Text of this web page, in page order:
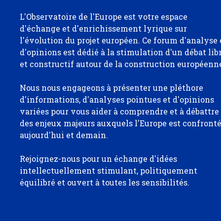
L'Observatoire de l'Europe est votre espace
d'échange et d'enrichissement lyrique sur
l'évolution du projet européen. Ce forum d'analyse
d'opinions est dédié à la stimulation d'un débat
et constructif autour de la construction
Nous nous engageons à présenter une pléthore
d'informations, d'analyses pointues et d'opinions
variées pour vous aider à comprendre et à débattre
des enjeux majeurs auxquels l'Europe est
aujourd'hui et demain.
Rejoignez-nous pour un échange d'idées
intellectuellement stimulant, politiquement
équilibré et ouvert à toutes les sensibilités.